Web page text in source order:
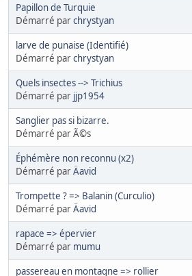
Papillon de Turquie
Démarré parchrystyan
larve de punaise (Identifié)
Démarré parchrystyan
Quels insectes --> Trichius
Démarré par jjp1954
Sanglier pas si bizarre.
Démarré par Ã©s
Éphémère non reconnu (x2)
Démarré parÄavid
Trompette ? => Balanin (Curculio)
Démarré parÄavid
rapace => épervier
Démarré par mumu
passereau en montagne => rollier